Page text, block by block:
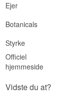
Ejer
Botanicals
Styrke
Officiel
hjemmeside
Vidste du at?